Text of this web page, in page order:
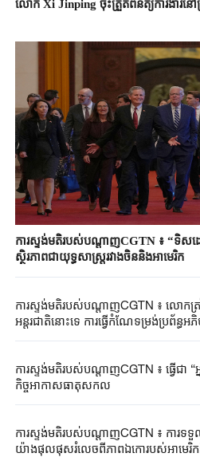
លោក Xi Jinping ចុះត្រួតពិនិត្យការងារន
ការស្ទង់មតិរបស់បណ្តាញCGTN ៖ “ទិស
ស្ថិរភាពជាយុទ្ធសាស្ត្ររវាងចិននិងអាមេរិក
ការស្ទង់មតិរបស់បណ្តាញCGTN ៖ លោកត្រ
អន្តរជាតិនោះទេ ការធ្វើកំណែទម្រង់ប្រព័ន្
ការស្ទង់មតិរបស់បណ្តាញCGTN ៖ ធ្វើជា “
កិច្ចអាកាសធាតុសកល
ការស្ទង់មតិរបស់បណ្តាញCGTN ៖ ការទទួ
យ៉ាងផុលផុសរំលេចពីភាពឯកោរបស់អាមេរិក